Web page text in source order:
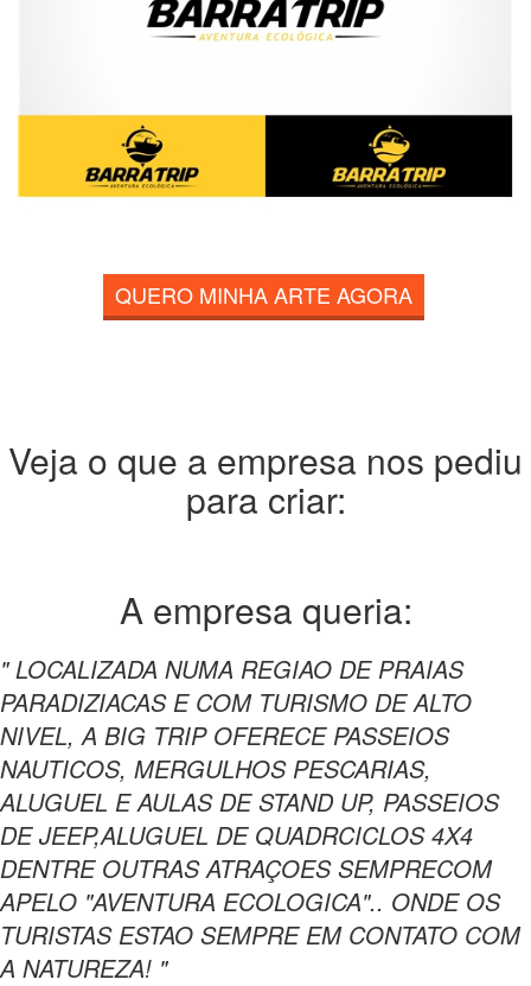
QUERO MINHA ARTE AGORA
Veja o que a empresa nos pediu
para criar:
A empresa queria:
" LOCALIZADA NUMA REGIAO DE PRAIAS
PARADIZIACAS E COM TURISMO DE ALTO
NIVEL, A BIG TRIP OFERECE PASSEIOS
NAUTICOS, MERGULHOS PESCARIAS,
ALUGUEL E AULAS DE STAND UP, PASSEIOS
DE JEEP,ALUGUEL DE QUADRCICLOS 4X4
DENTRE OUTRAS ATRAÇOES SEMPRECOM
APELO "AVENTURA ECOLOGICA".. ONDE OS
TURISTAS ESTAO SEMPRE EM CONTATO COM
A NATUREZA! "